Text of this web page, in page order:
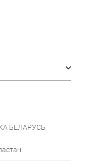
БЕЛАРУСЬ